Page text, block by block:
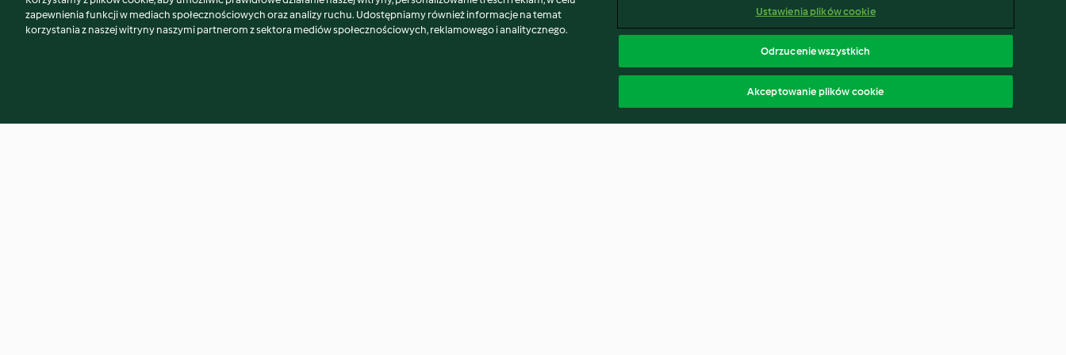
Może spodoba Ci się również...
zapewnienia funkcji w mediach społecznościowych oraz analizy ruchu. Udostępniamy również informacje na temat
korzystania z naszej witryny naszymi partnerom z sektora mediów społecznościowych, reklamowego i analitycznego.
Ustawienia plików cookie
Odrzucenie wszystkich
Akceptowanie plików cookie